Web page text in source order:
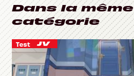
Dans la même
catégorie
Test